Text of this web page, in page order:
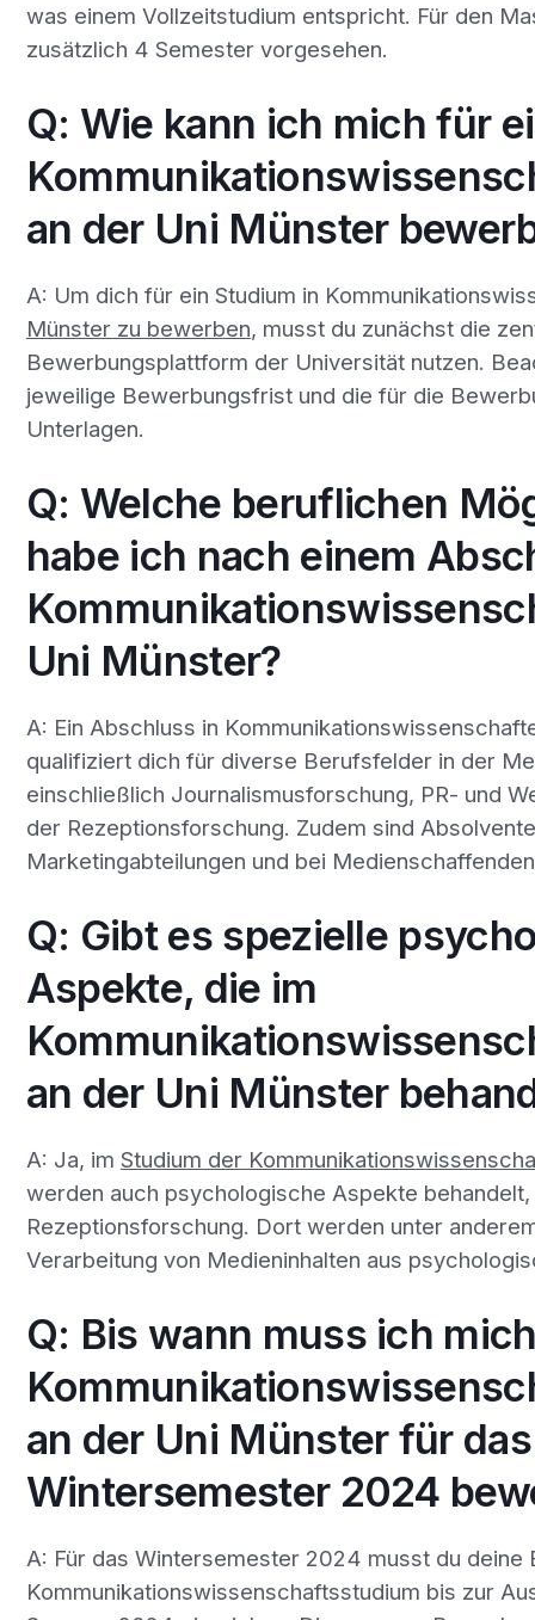
was einem Vollzeitstudium entspricht. Für den
zusätzlich 4 Semester vorgesehen.
Q: Wie kann ich mich für
an der Uni Münster
A: Um dich für ein Studium in
Münster zu bewerben, musst du zunächst die
Bewerbungsplattform der Universität nutzen.
jeweilige Bewerbungsfrist und die für die
Unterlagen.
Q: Welche beruflichen
habe ich nach einem
Uni Münster?
A: Ein Abschluss in
qualifiziert dich für diverse Berufsfelder in der
einschließlich Journalismusforschung, PR- und
der Rezeptionsforschung. Zudem sind
Marketingabteilungen und bei
Q: Gibt es spezielle
Aspekte, die im
an der Uni Münster
A: Ja, im Studium der
werden auch psychologische Aspekte
Rezeptionsforschung. Dort werden unter
Verarbeitung von Medieninhalten aus
Q: Bis wann muss ich
an der Uni Münster für das
Wintersemester 2024
A: Für das Wintersemester 2024 musst du deine
Kommunikationswissenschaftsstudium bis zur